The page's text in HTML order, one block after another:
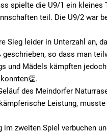
spielte die U9/1 ein kleines
teil. Die U9/2 war
Sieg leider in Unterzahl an,
so dass man
und Mädels kämpften
des Meindorfer
Leistung,
zweiten Spiel verbuchen